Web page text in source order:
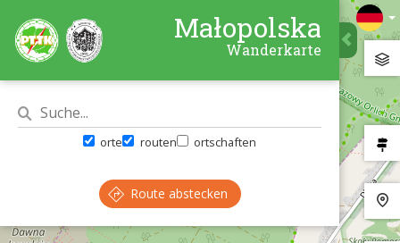
Małopolska
Wanderkarte
orte routen ortschaften
Route abstecken